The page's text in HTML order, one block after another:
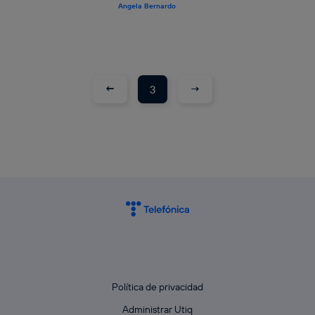
Angela Bernardo
← 3 →
Política de privacidad
Administrar Utiq